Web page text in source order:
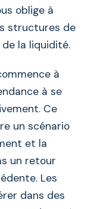
oblige à
structures de
la liquidité.
à
à se
Ce
un scénario
et la
un retour
Les
dans des